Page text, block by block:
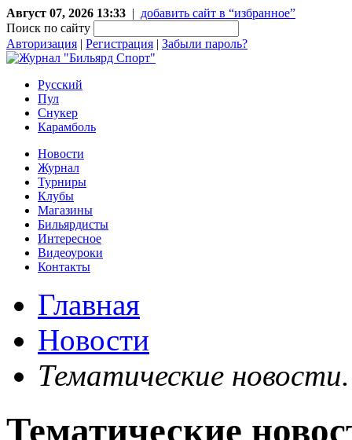
Август 07, 2026 13:33 | добавить сайт в “избранное”
Поиск по сайту
Авторизация | Регистрация | Забыли пароль?
Русский
Пул
Снукер
Карамболь
Новости
Журнал
Турниры
Клубы
Магазины
Бильярдисты
Интересное
Видеоуроки
Контакты
Главная
Новости
Тематические
Тематические